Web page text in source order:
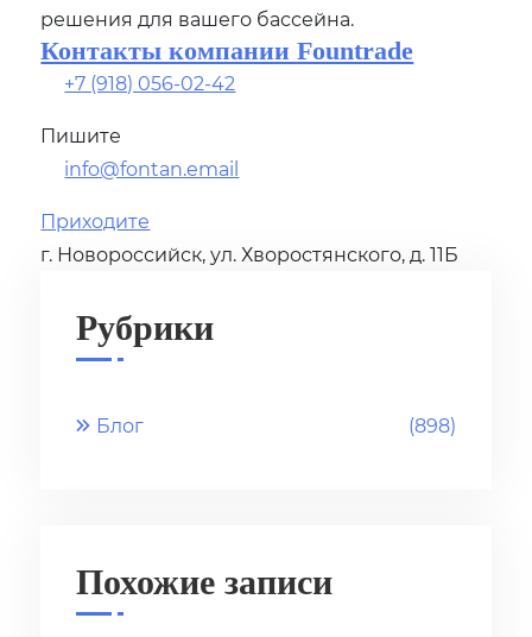
решения для вашего бассейна.
Контакты компании Fountrade
+7 (918) 056-02-42
Пишите
info@fontan.email
Приходите
г. Новороссийск, ул. Хворостянского, д. 11Б
Рубрики
Блог (898)
Похожие записи